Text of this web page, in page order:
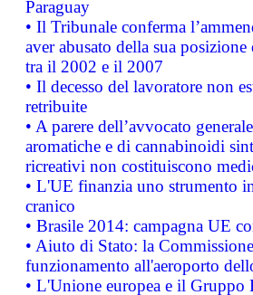
Paraguay
• Il Tribunale conferma
aver abusato della sua
tra il 2002 e il 2007
• Il decesso del lavoratore non
retribuite
• A parere dell’avvocato
aromatiche e di cannabinoidi
ricreativi non costituiscono
• L'UE finanzia uno strumento
cranico
• Brasile 2014: campagna UE
• Aiuto di Stato: la
funzionamento all'aeroporto
• L'Unione europea e il